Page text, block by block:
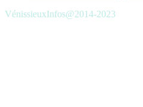
VénissieuxInfos@2014-2023